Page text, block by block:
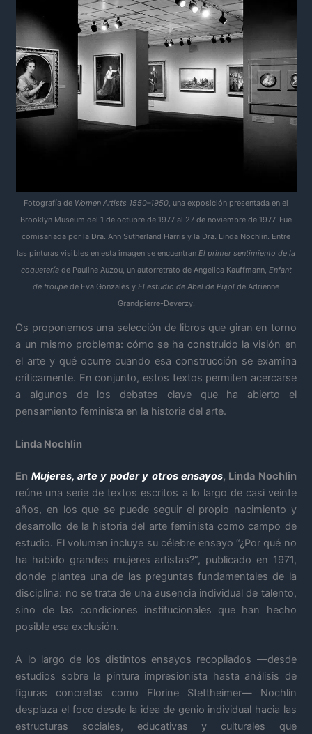
Fotografía de Women Artists 1550–1950, una exposición presentada en el
Brooklyn Museum del 1 de octubre de 1977 al 27 de noviembre de 1977. Fue
comisariada por la Dra. Ann Sutherland Harris y la Dra. Linda Nochlin. Entre
las pinturas visibles en esta imagen se encuentran El primer sentimiento de la
coqueteríade Pauline Auzou, un autorretrato de Angelica Kauffmann, Enfant
de troupe de Eva Gonzalès y El estudio de Abel de Pujol de Adrienne
Grandpierre-Deverzy.
Os proponemos una selección de libros que giran en torno
a un mismo problema: cómo se ha construido la visión en
el arte y qué ocurre cuando esa construcción se examina
críticamente. En conjunto, estos textos permiten acercarse
a algunos de los debates clave que ha abierto el
pensamiento feminista en la historia del arte.
Linda Nochlin
En Mujeres, arte y poder y otros ensayos, Linda Nochlin
reúne una serie de textos escritos a lo largo de casi veinte
años, en los que se puede seguir el propio nacimiento y
desarrollo de la historia del arte feminista como campo de
estudio. El volumen incluye su célebre ensayo “¿Por qué no
ha habido grandes mujeres artistas?”, publicado en 1971,
donde plantea una de las preguntas fundamentales de la
disciplina: no se trata de una ausencia individual de talento,
sino de las condiciones institucionales que han hecho
posible esa exclusión.
A lo largo de los distintos ensayos recopilados —desde
estudios sobre la pintura impresionista hasta análisis de
figuras concretas como Florine Stettheimer— Nochlin
desplaza el foco desde la idea de genio individual hacia las
estructuras sociales, educativas y culturales que